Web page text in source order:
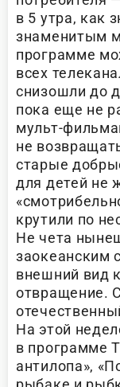
в 5 утра, как
знаменитым
программе
всех
снизошли до
пока еще не
мульт-
не
старые
для детей не
крутили по
Не чета
заокеанским
внешний вид
отвращение.
На этой
в программе
антилопа»,